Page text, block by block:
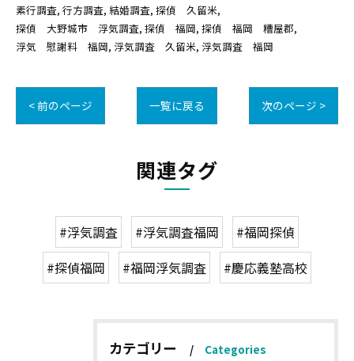
素行調査 行方調査 結婚調査 探偵 久留米
探偵 大野城市 浮気調査 探偵 福岡 探偵 福岡 糟屋郡
浮気 慰謝料 福岡 浮気調査 久留米 浮気調査 福岡
< 前のページ 一覧に戻る 次のページ >
関連タグ
#浮気調査 #浮気調査福岡
#福岡探偵
#探偵福岡
#福岡浮気調査 #慶応義塾高校
カテゴリー Categories